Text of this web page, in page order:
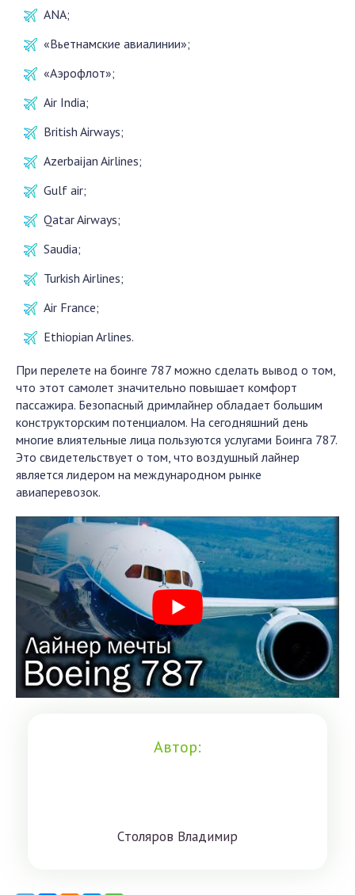
ANA;
«Вьетнамские авиалинии»;
«Аэрофлот»;
Air India;
British Airways;
Azerbaijan Airlines;
Gulf air;
Qatar Airways;
Saudia;
Turkish Airlines;
Air France;
Ethiopian Arlines.
При перелете на боинге 787 можно сделать вывод о том,
что этот самолет значительно повышает комфорт
пассажира. Безопасный дримлайнер обладает большим
конструкторским потенциалом. На сегодняшний день
многие влиятельные лица пользуются услугами Боинга 787.
Это свидетельствует о том, что воздушный лайнер
является лидером на международном рынке
авиаперевозок.
Автор:
Cтoлярoв Влaдимиp